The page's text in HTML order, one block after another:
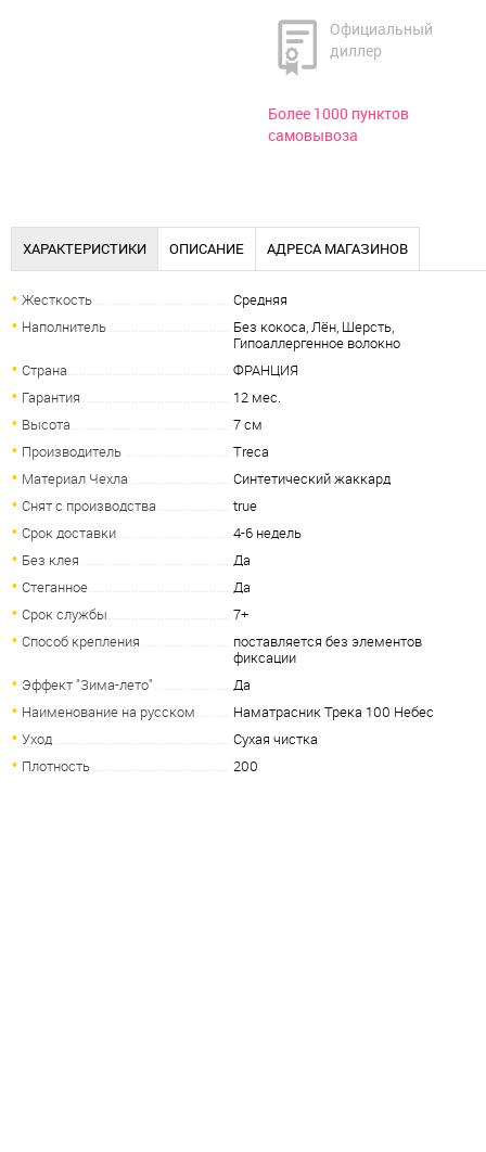
Официальный
диллер
Более 1000 пунктов
самовывоза
ХАРАКТЕРИСТИКИ ОПИСАНИЕ АДРЕСА МАГАЗИНОВ
Жесткость
Средняя
Наполнитель
Без кокоса, Лён, Шерсть,
Гипоаллергенное волокно
Страна
ФРАНЦИЯ
Гарантия
12 мес.
Высота
7 см
Производитель
Treca
Материал Чехла
Синтетический жаккард
Снят с производства
true
Срок доставки
4-6 недель
Без клея
Да
Стеганное
Да
Срок службы
7+
Способ крепления
поставляется без элементов
фиксации
Эффект "Зима-лето"
Да
Наименование на русском
Наматрасник Трека 100 Небес
Уход
Сухая чистка
Плотность
200